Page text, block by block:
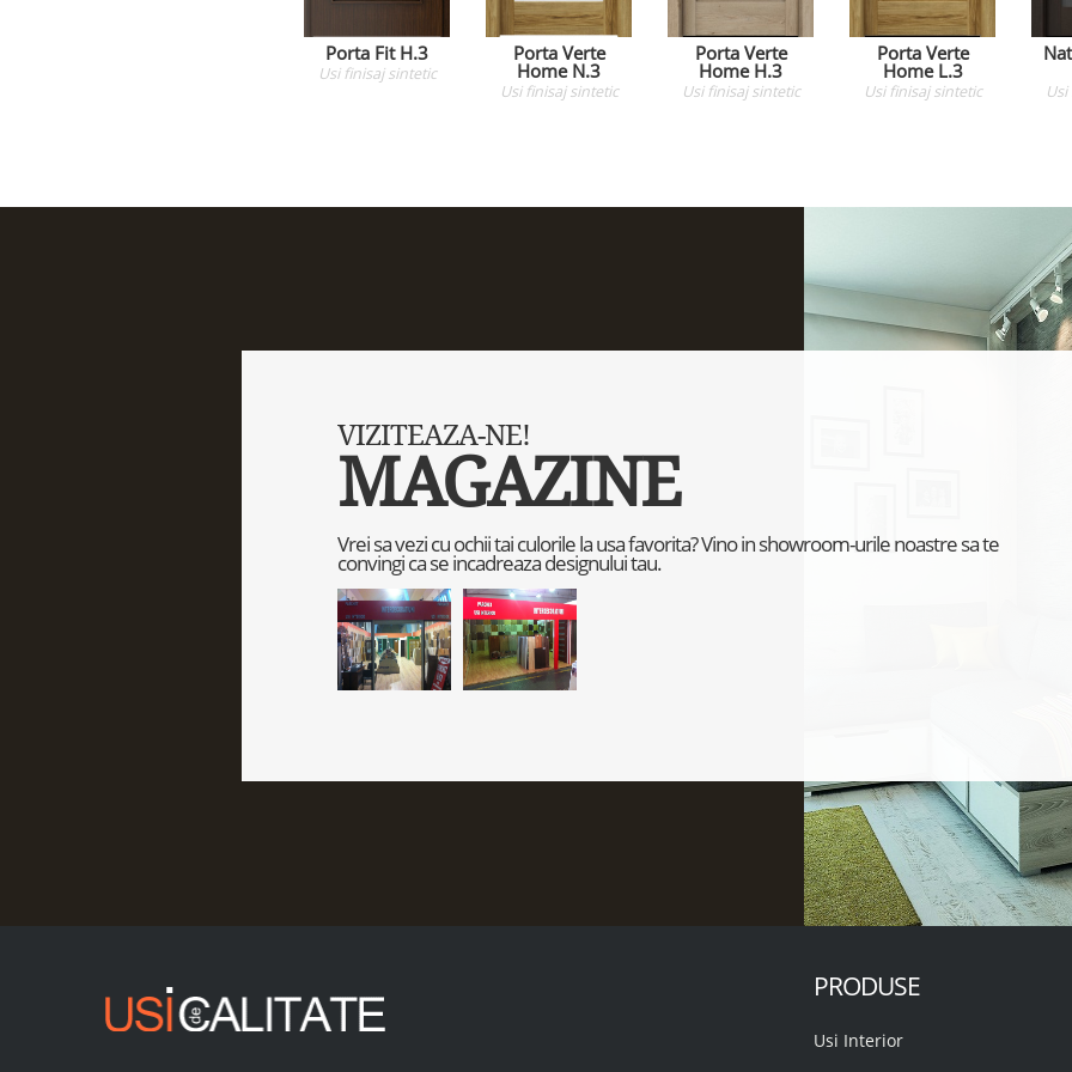
Porta Fit H.3
Usifinisaj sintetic
Porta Verte
Home N.3
Usifinisaj sintetic
Porta Verte
Home H.3
Usifinisaj sintetic
Porta Verte
Home L.3
Usifinisaj sintetic Usi
VIZITEAZA-NE!
MAGAZINE
Vrei sa vezi cu ochii tai culorile la usa favorita? Vino in showroom-urile noastre sa te
convingi ca se incadreaza designului tau.
PRODUSE
Usi Interior